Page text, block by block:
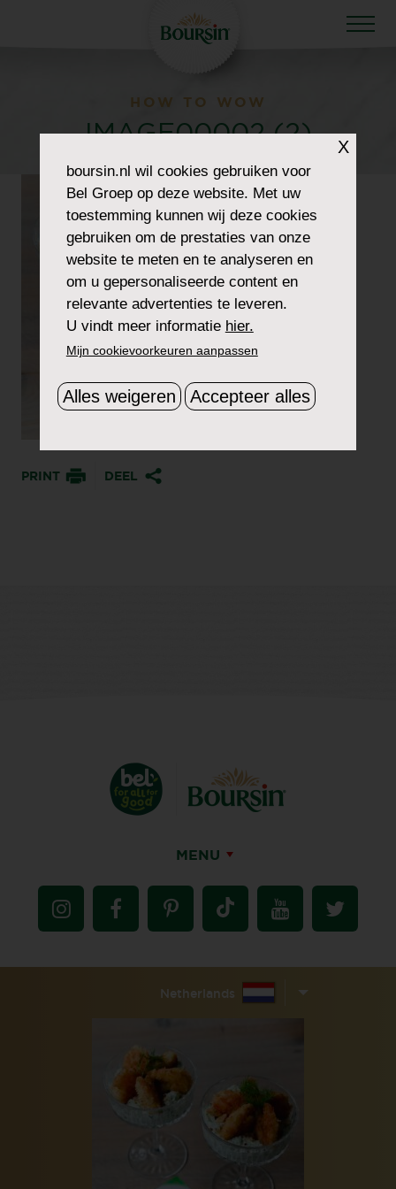
HOW TO WOW
IMAGE00002 (2)
PRINT DEEL
MENU
Netherlands
X
boursin.nl wil cookies gebruiken voor
Bel Groep op deze website. Met uw
toestemming kunnen wij deze cookies
gebruiken om de prestaties van onze
website te meten en te analyseren en
om u gepersonaliseerde content en
relevante advertenties te leveren.
U vindt meer informatie hier.
Mijn cookievoorkeuren aanpassen
Alles weigeren Accepteer alles